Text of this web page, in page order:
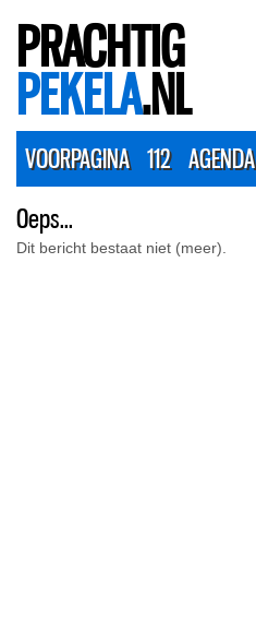
PRACHTIG
PEKELA.NL
VOORPAGINA 112 AGENDA
Oeps...
Dit bericht bestaat niet (meer).